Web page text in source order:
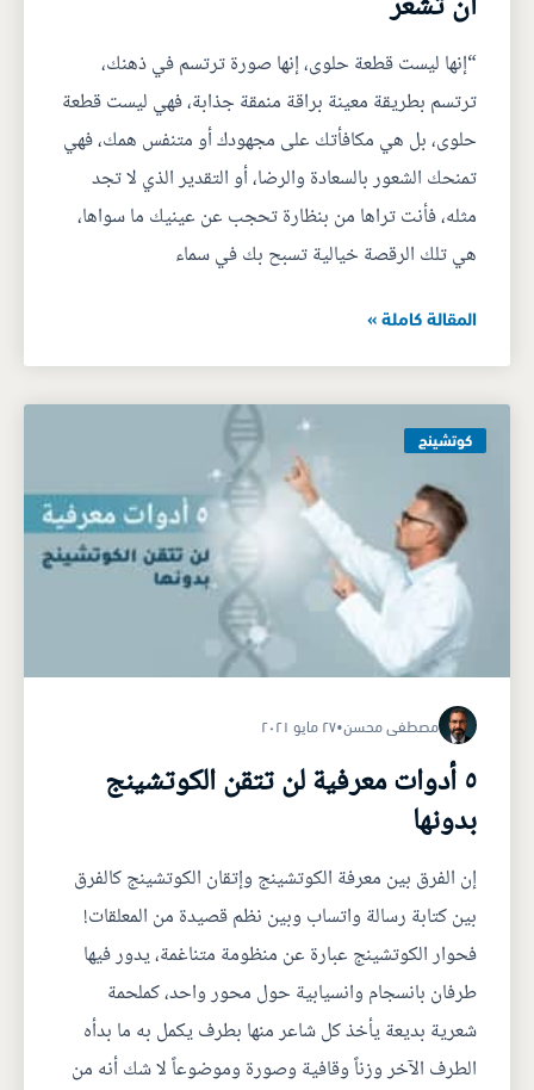
“إنها ليست قطعة حلوى، إنها صورة ترتسم في ذهنك،
ترتسم بطريقة معينة براقة منمقة جذابة، فهي ليست قطعة
حلوى، بل هي مكافأتك على مجهودك أو متنفس همك، فهي
تمنحك الشعور بالسعادة والرضا، أو التقدير الذي لا تجد
مثله، فأنت تراها من بنظارة تحجب عن عينيك ما سواها،
هي تلك الرقصة خيالية تسبح بك في سماء
المقالة كاملة »
كوتشينج
مصطفى محسن•٢٧ مايو ٢٠٢١
٥ أدوات معرفية لن تتقن الكوتشينج
بدونها
إن الفرق بين معرفة الكوتشينج وإتقان الكوتشينج كالفرق
بين كتابة رسالة واتساب وبين نظم قصيدة من المعلقات!
فحوار الكوتشينج عبارة عن منظومة متناغمة، يدور فيها
طرفان بانسجام وانسيابية حول محور واحد، كملحمة
شعرية بديعة يأخذ كل شاعر منها بطرف يكمل به ما بدأه
الطرف الآخر وزناً وقافية وصورة وموضوعاً لا شك أنه من